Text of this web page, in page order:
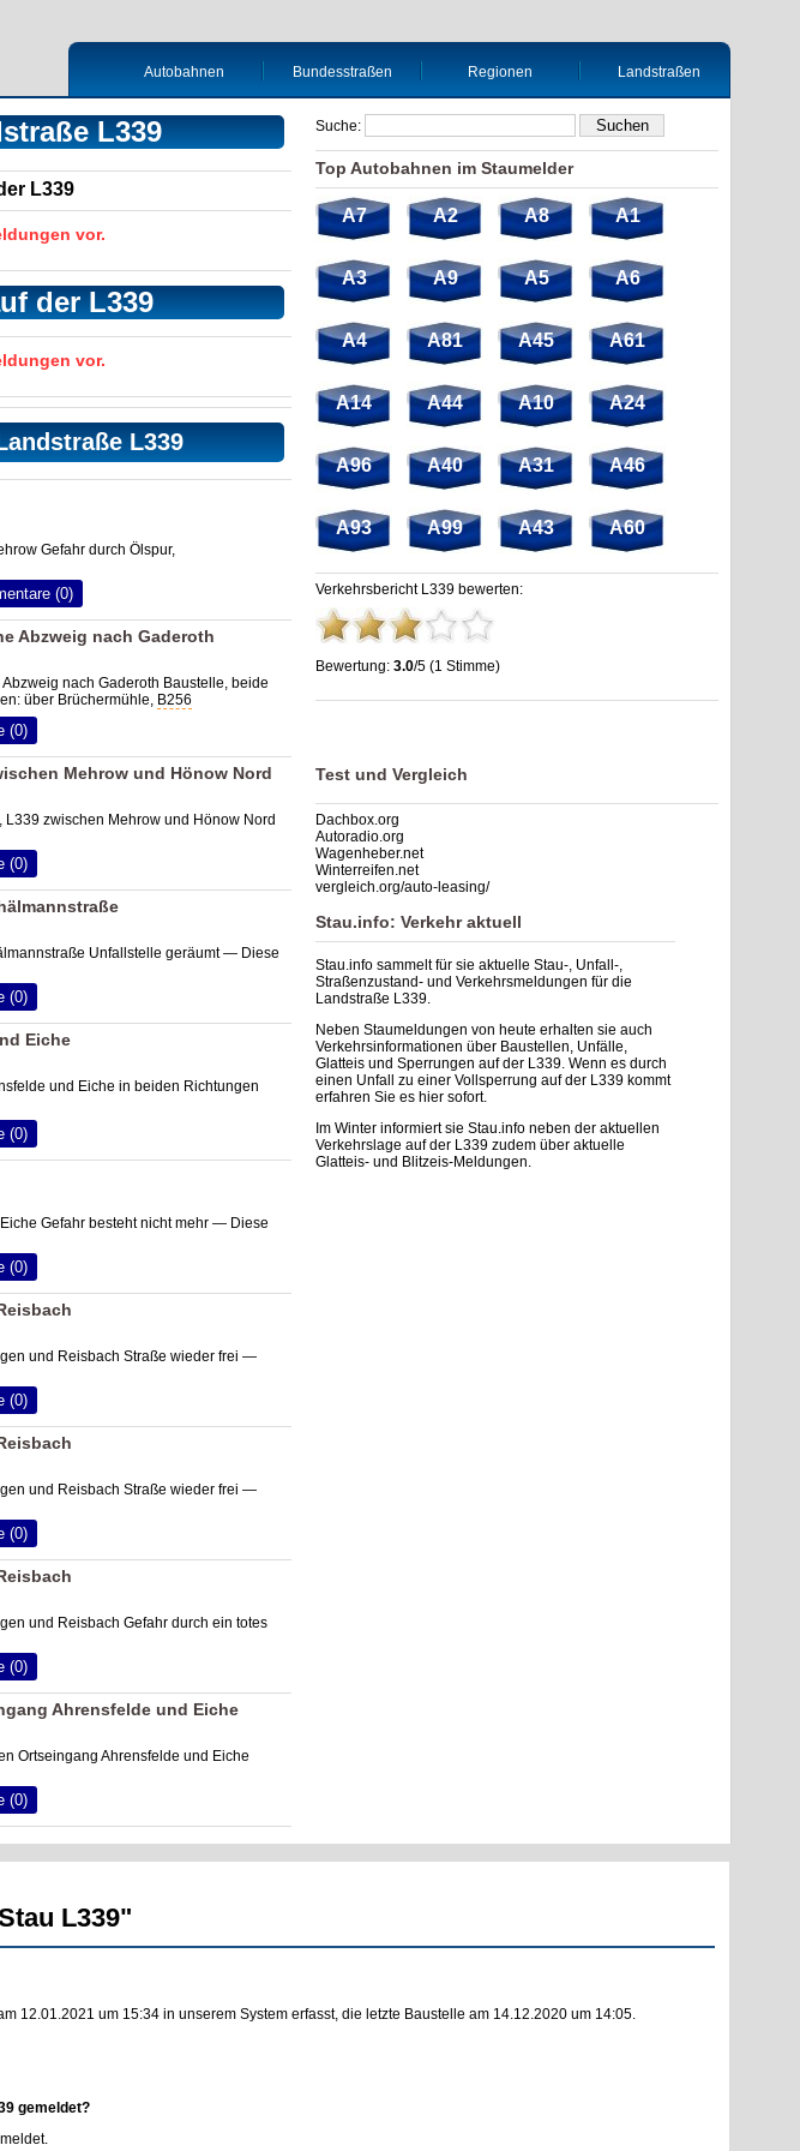
Autobahnen Bundesstraßen Regionen Landstraßen
L339
L339
vor.
der L339
vor.
L339
Gefahr durch Ölspur,
(0)
Abzweig nach Gaderoth
nach Gaderoth Baustelle, beide
über Brüchermühle, B256
(0)
Mehrow und Hönow Nord
zwischen Mehrow und Hönow Nord
(0)
Unfallstelle geräumt — Diese
(0)
Eiche
und Eiche in beiden Richtungen
(0)
Gefahr besteht nicht mehr — Diese
(0)
und Reisbach Straße wieder frei —
(0)
und Reisbach Straße wieder frei —
(0)
und Reisbach Gefahr durch ein totes
(0)
Ahrensfelde und Eiche
Ortseingang Ahrensfelde und Eiche
(0)
Suche:
Top Autobahnen im Staumelder
A7 A2 A8 A1
A3 A9 A5 A6
A4 A81 A45 A61
A14 A44 A10 A24
A96 A40 A31 A46
A93 A99 A43 A60
Verkehrsbericht L339 bewerten:
Bewertung: 3.0/5 (1 Stimme)
Stau L339: Unfälle, Sperrung & Baustellen | Staumelder L339
Test und Vergleich
Dachbox.org
Autoradio.org
Wagenheber.net
Winterreifen.net
vergleich.org/auto-leasing/
Stau.info: Verkehr aktuell
Stau.info sammelt für sie aktuelle Stau-, Unfall-,
Straßenzustand- und Verkehrsmeldungen für die
Landstraße L339.
Neben Staumeldungen von heute erhalten sie auch
Verkehrsinformationen über Baustellen, Unfälle,
Glatteis und Sperrungen auf der L339. Wenn es durch
einen Unfall zu einer Vollsperrung auf der L339 kommt
erfahren Sie es hier sofort.
Im Winter informiert sie Stau.info neben der aktuellen
Verkehrslage auf der L339 zudem über aktuelle
Glatteis- und Blitzeis-Meldungen.
L339"
12.01.2021 um 15:34 in unserem System erfasst, die letzte Baustelle am 14.12.2020 um 14:05.
gemeldet?